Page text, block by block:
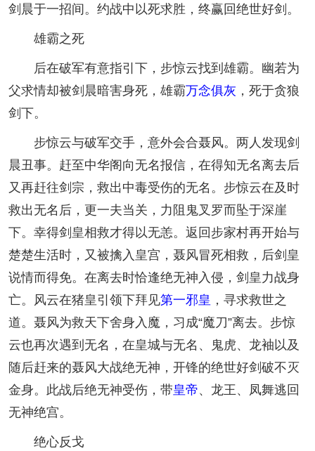
剑晨于一招间。约战中以死求胜，终赢回绝世好剑。
雄霸之死
后在破军有意指引下，步惊云找到雄霸。幽若为
父求情却被剑晨暗害身死，雄霸万念俱灰 ，死于贪狼
剑下。
步惊云与破军交手，意外会合聂风。两人发现剑
晨丑事。赶至中华阁向无名报信，在得知无名离去后
又再赶往剑宗，救出中毒受伤的无名。步惊云在及时
救出无名后，更一夫当关，力阻鬼叉罗而坠于深崖
下。幸得剑皇相救才得以无恙。返回步家村再开始与
楚楚生活时，又被擒入皇宫，聂风冒死相救，后剑皇
说情而得免。在离去时恰逢绝无神入侵，剑皇力战身
亡。风云在猪皇引领下拜见第一邪皇 ，寻求救世之
道。聂风为救天下舍身入魔，习成“魔刀”离去。步惊
云也再次遇到无名，在皇城与无名、鬼虎、龙袖以及
随后赶来的聂风大战绝无神，开锋的绝世好剑破不灭
金身。此战后绝无神受伤，带皇帝、龙王、凤舞逃回
无神绝宫。
绝心反戈